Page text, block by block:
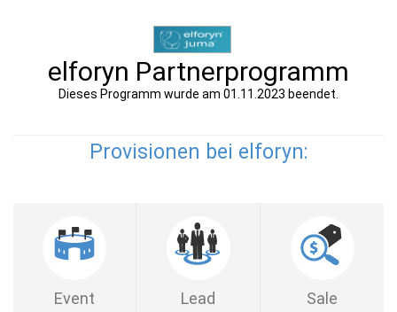
elforyn Partnerprogramm
Dieses Programm wurde am 01.11.2023 beendet.
Provisionen bei elforyn:
Event Lead Sale